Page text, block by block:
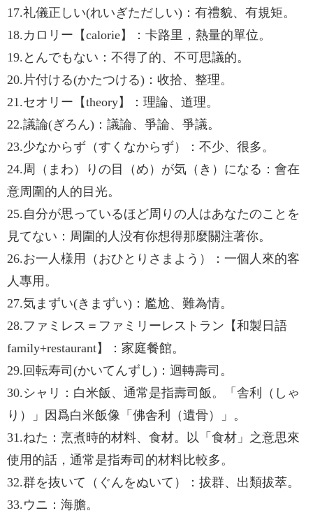
17.礼儀正しい(れいぎただしい)：有禮貌、有規矩。
18.カロリー【calorie】：卡路里，熱量的單位。
19.とんでもない：不得了的、不可思議的。
20.片付ける(かたつける)：收拾、整理。
21.セオリー【theory】：理論、道理。
22.議論(ぎろん)：議論、爭論、爭議。
23.少なからず（すくなからず）：不少、很多。
24.周（まわ）りの目（め）が気（き）になる：會在
意周圍的人的目光。
25.自分が思っているほど周りの人はあなたのことを
見てない：周圍的人没有你想得那麼關注著你。
26.お一人様用（おひとりさまよう）：一個人來的客
人專用。
27.気まずい(きまずい)：尷尬、難為情。
28.ファミレス＝ファミリーレストラン【和製日語
family+restaurant】：家庭餐館。
29.回転寿司(かいてんずし)：迴轉壽司。
30.シャリ：白米飯、通常是指壽司飯。「舎利（しゃ
り）」因爲白米飯像「佛舎利（遺骨）」。
31.ねた：烹煮時的材料、食材。以「食材」之意思來
使用的話，通常是指寿司的材料比較多。
32.群を抜いて（ぐんをぬいて）：拔群、出類拔萃。
33.ウニ：海膽。